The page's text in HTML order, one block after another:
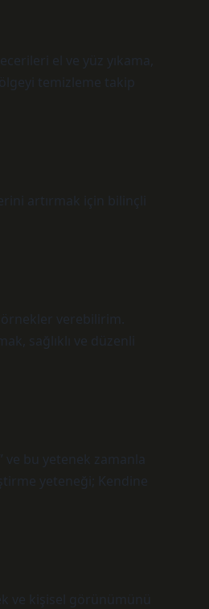
el ve yüz yıkama,
temizleme takip
artırmak için bilinçli
verebilirim.
sağlıklı ve düzenli
ve bu yetenek zamanla
yeteneği; Kendine
ve kişisel görünümünü